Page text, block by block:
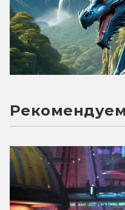
Рекомендуем